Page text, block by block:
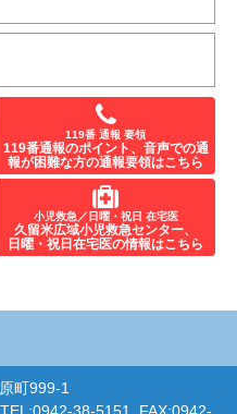
119番 通報 要領
119番通報のポイント、音声での通
報が困難な方の通報要領はこちら
小児救急／日曜・祝日 在宅医
久留米広域小児救急センター、
日曜・祝日在宅医の情報はこちら
町999-1